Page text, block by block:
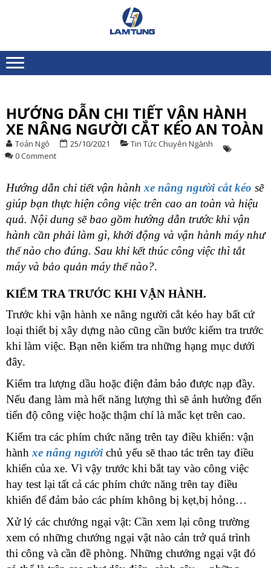
NÂNG
NGƯỜI
LÂM
TÙNG
toàn quốc
HƯỚNG DẪN CHI TIẾT VẬN HÀNH
XE NÂNG NGƯỜI CẮT KÉO AN TOÀN
Toản Ngô 25/10/2021
Tin Tức Chuyên Ngành
0 Comment
Hướng dẫn chi tiết vận hànhxe nâng người cắt kéo sẽ
giúp bạn thực hiện công việc trên cao an toàn và hiệu
quả. Nội dung sẽ bao gồm hướng dẫn trước khi vận
hành cần phải làm gì, khởi động và vận hành máy như
thế nào cho đúng. Sau khi kết thúc công việc thì tắt
máy và bảo quản máy thế nào?.
KIỂM TRA TRƯỚC KHI VẬN HÀNH.
Trước khi vận hành xe nâng người cắt kéo hay bất cứ
loại thiết bị xây dựng nào cũng cần bước kiểm tra trước
khi làm việc. Bạn nên kiểm tra những hạng mục dưới
đây.
Kiểm tra lượng dầu hoặc điện đảm bảo được nạp đầy.
Nếu đang làm mà hết năng lượng thì sẽ ảnh hưởng đến
tiến độ công việc hoặc thậm chí là mắc kẹt trên cao.
Kiểm tra các phím chức năng trên tay điều khiển: vận
hànhxe nâng ngườichủ yếu sẽ thao tác trên tay điều
khiển của xe. Vì vậy trước khi bắt tay vào công việc
hay test lại tất cả các phím chức năng trên tay điều
khiển để đảm bảo các phím không bị kẹt,bị hỏng…
Xử lý các chướng ngại vật: Cần xem lại công trường
xem có những chướng ngại vật nào cản trở quá trình
thi công và cần đề phòng. Những chướng ngại vật đó